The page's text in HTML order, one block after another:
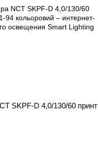
SKPF-D 4,0/130/60 принт